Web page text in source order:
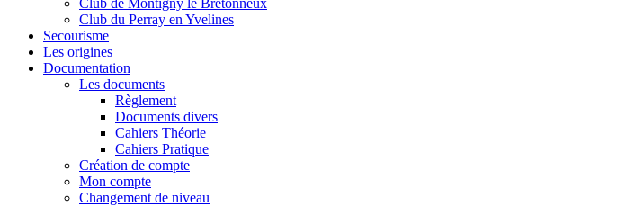
Club de Montigny le Bretonneux
Club du Perray en Yvelines
Secourisme
Les origines
Documentation
Les documents
Règlement
Documents divers
Cahiers Théorie
Cahiers Pratique
Création de compte
Mon compte
Changement de niveau